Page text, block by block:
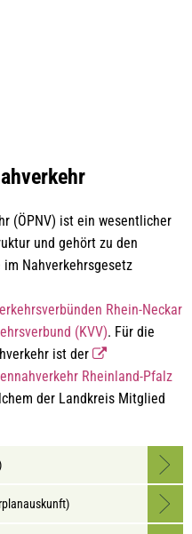
(ÖPNV) ist ein wesentlicher
und gehört zu den
Nahverkehrsgesetz
Rhein-Neckar
(KVV). Für die
ist der
Rheinland-Pfalz
der Landkreis Mitglied